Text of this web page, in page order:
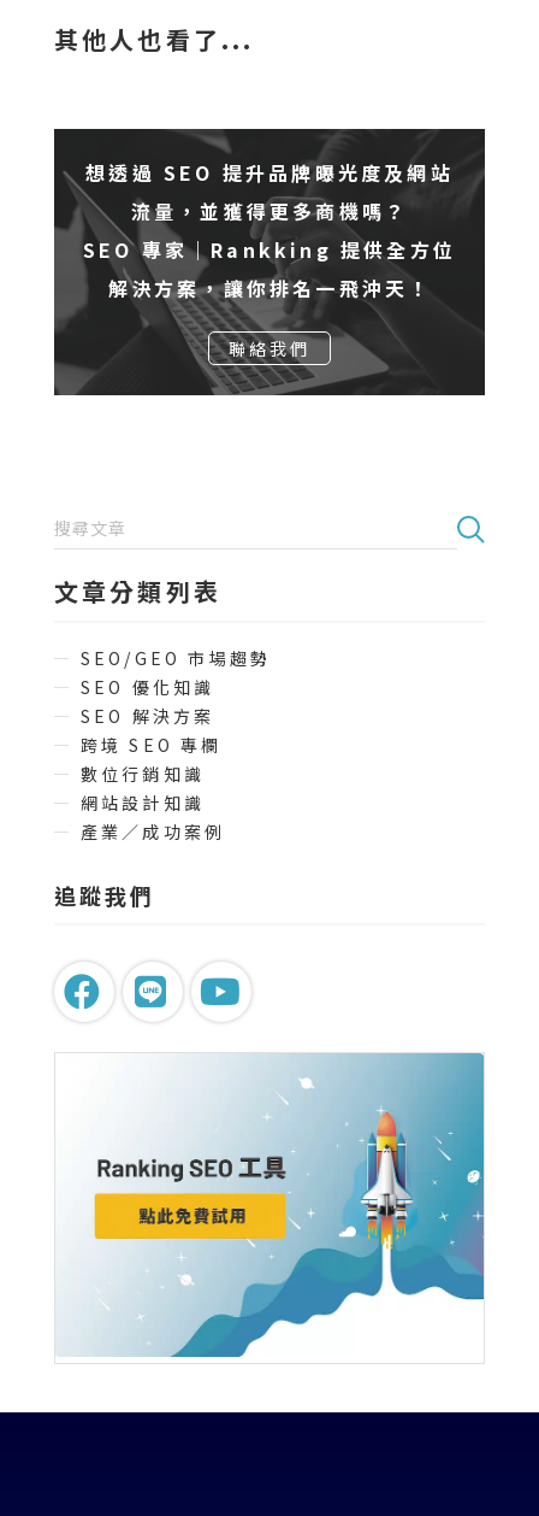
其他人也看了...
想透過 SEO 提升品牌曝光度及網站
流量，並獲得更多商機嗎？
SEO 專家｜Rankking 提供全方位
解決方案，讓你排名一飛沖天！
聯絡我們
文章分類列表
SEO/GEO 市場趨勢
SEO 優化知識
SEO 解決方案
跨境 SEO 專欄
數位行銷知識
網站設計知識
產業／成功案例
追蹤我們